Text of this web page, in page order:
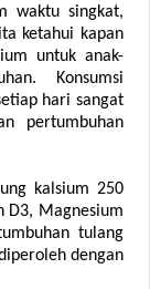
waktu singkat,
ketahui kapan
untuk anak-
Konsumsi
hari sangat
pertumbuhan
kalsium 250
D3, Magnesium
tulang
dengan